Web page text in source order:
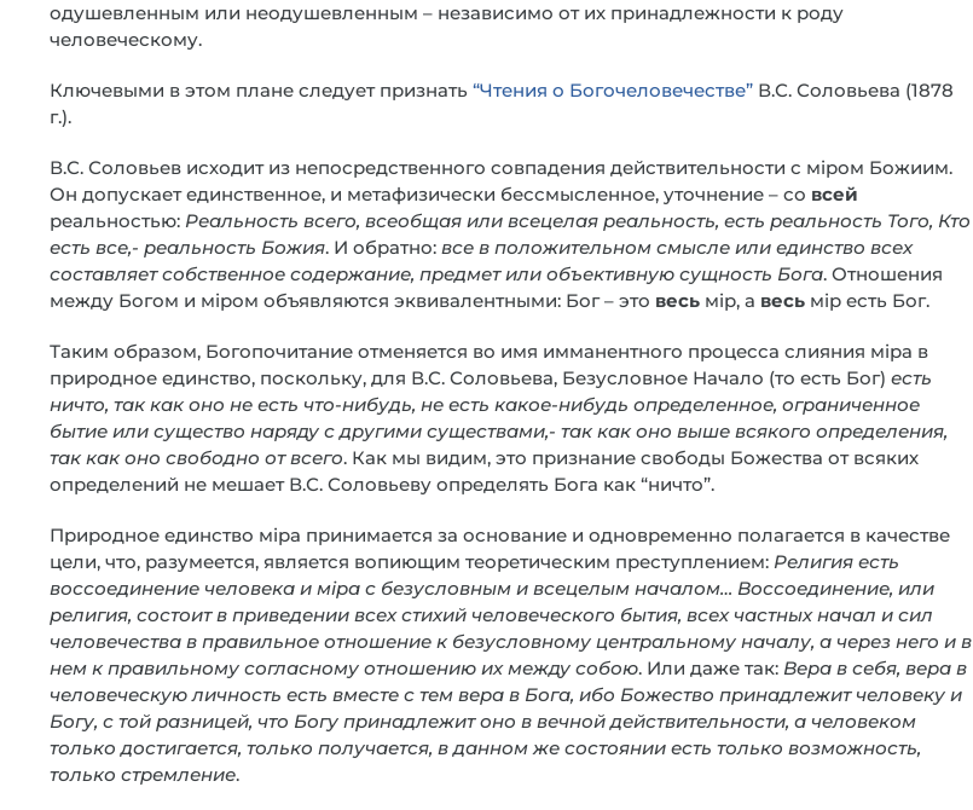
одушевленным или неодушевленным – независимо от их принадлежности к роду
человеческому.
Ключевыми в этом плане следует признать “Чтения о Богочеловечестве” В.С. Соловьева (1878
г.).
В.С. Соловьев исходит из непосредственного совпадения действительности с мiром Божиим.
Он допускает единственное, и метафизически бессмысленное, уточнение – со всей
реальностью: Реальность всего, всеобщая или всецелая реальность, есть реальность Того, Кто
есть все,- реальность Божия. И обратно: все в положительном смысле или единство всех
составляет собственное содержание, предмет или объективную сущность Бога. Отношения
между Богом и мiром объявляются эквивалентными: Бог – это весь мiр, а весь мiр есть Бог.
Таким образом, Богопочитание отменяется во имя имманентного процесса слияния мiра в
природное единство, поскольку, для В.С. Соловьева, Безусловное Начало (то есть Бог) есть
ничто, так как оно не есть что-нибудь, не есть какое-нибудь определенное, ограниченное
бытие или существо наряду с другими существами,- так как оно выше всякого определения,
так как оно свободно от всего. Как мы видим, это признание свободы Божества от всяких
определений не мешает В.С. Соловьеву определять Бога как “ничто”.
Природное единство мiра принимается за основание и одновременно полагается в качестве
цели, что, разумеется, является вопиющим теоретическим преступлением: Религия есть
воссоединение человека и мiра с безусловным и всецелым началом… Воссоединение, или
религия, состоит в приведении всех стихий человеческого бытия, всех частных начал и сил
человечества в правильное отношение к безусловному центральному началу, а через него и в
нем к правильному согласному отношению их между собою. Или даже так: Вера в себя, вера в
человеческую личность есть вместе с тем вера в Бога, ибо Божество принадлежит человеку и
Богу, с той разницей, что Богу принадлежит оно в вечной действительности, а человеком
только достигается, только получается, в данном же состоянии есть только возможность,
только стремление.